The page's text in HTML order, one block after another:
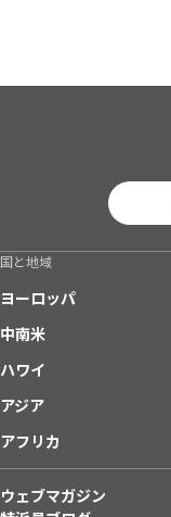
国と地域
ヨーロッパ
中南米
ハワイ
アジア
アフリカ
ウェブマガジン